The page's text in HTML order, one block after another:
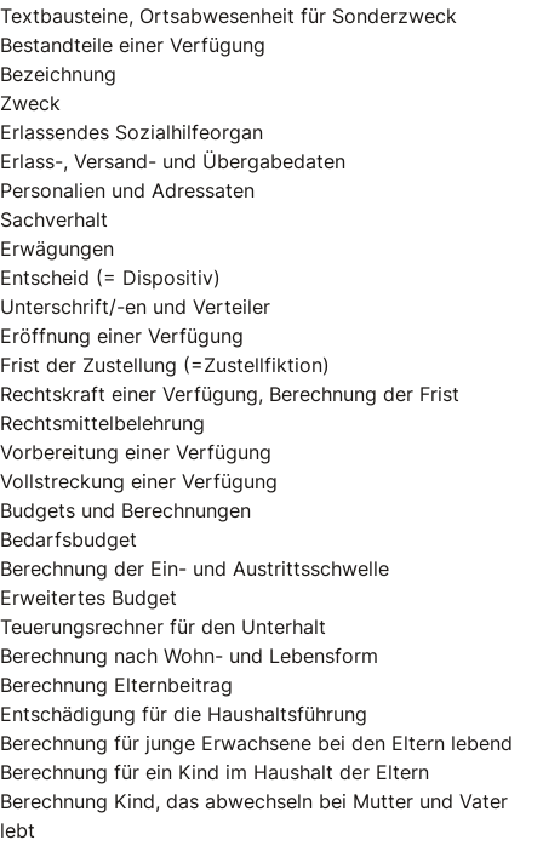
Textbausteine, Ortsabwesenheit für Sonderzweck
Bestandteile einer Verfügung
Bezeichnung
Zweck
Erlassendes Sozialhilfeorgan
Erlass-, Versand- und Übergabedaten
Personalien und Adressaten
Sachverhalt
Erwägungen
Entscheid (= Dispositiv)
Unterschrift/-en und Verteiler
Eröffnung einer Verfügung
Frist der Zustellung (=Zustellfiktion)
Rechtskraft einer Verfügung, Berechnung der Frist
Rechtsmittelbelehrung
Vorbereitung einer Verfügung
Vollstreckung einer Verfügung
Budgets und Berechnungen
Bedarfsbudget
Berechnung der Ein- und Austrittsschwelle
Erweitertes Budget
Teuerungsrechner für den Unterhalt
Berechnung nach Wohn- und Lebensform
Berechnung Elternbeitrag
Entschädigung für die Haushaltsführung
Berechnung für junge Erwachsene bei den Eltern lebend
Berechnung für ein Kind im Haushalt der Eltern
Berechnung Kind, das abwechseln bei Mutter und Vater
lebt